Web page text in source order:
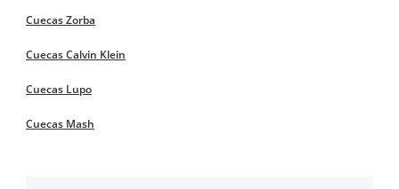
Cuecas Zorba
Cuecas Calvin Klein
Cuecas Lupo
Cuecas Mash